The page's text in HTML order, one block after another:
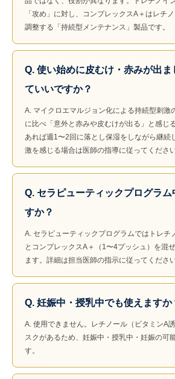
「攻め」に対し、コンプレックスA＋はレチ
調整する「持続型メンテナンス」製品です。
Q. 使い始めに皮むけ・赤みが出
ていいですか？
A. マイクロエマルジョン化による持続型刺激
に比べ「意外と赤みや皮むけが出る」と感じ
あれば週1〜2回に落とし保湿をしながら継続
激を感じる場合は医師の指導に従ってください
Q. セラピューティックプログラム
すか？
A. セラピューティックプログラムではトレチ
とコンプレックスA＋（1〜4プッシュ）を混
ます。詳細は担当医師の指示に従ってください
Q. 妊娠中・授乳中でも使えますか
A. 使用できません。レチノール（ビタミンA
スクがあるため、妊娠中・授乳中・妊娠の可
す。